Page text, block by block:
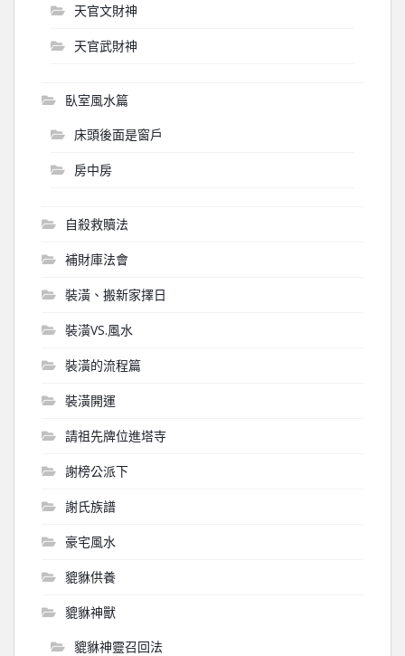
天官文財神
天官武財神
臥室風水篇
床頭後面是窗戶
房中房
自殺救贖法
補財庫法會
裝潢、搬新家擇日
裝潢VS.風水
裝潢的流程篇
裝潢開運
請祖先牌位進塔寺
謝榜公派下
謝氏族譜
豪宅風水
貔貅供養
貔貅神獸
貔貅神靈召回法